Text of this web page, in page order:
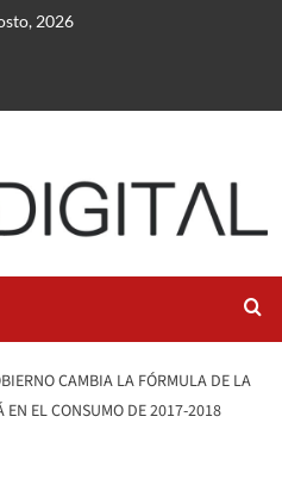
2026
CAMBIA LA FÓRMULA DE LA
EN EL CONSUMO DE 2017-2018